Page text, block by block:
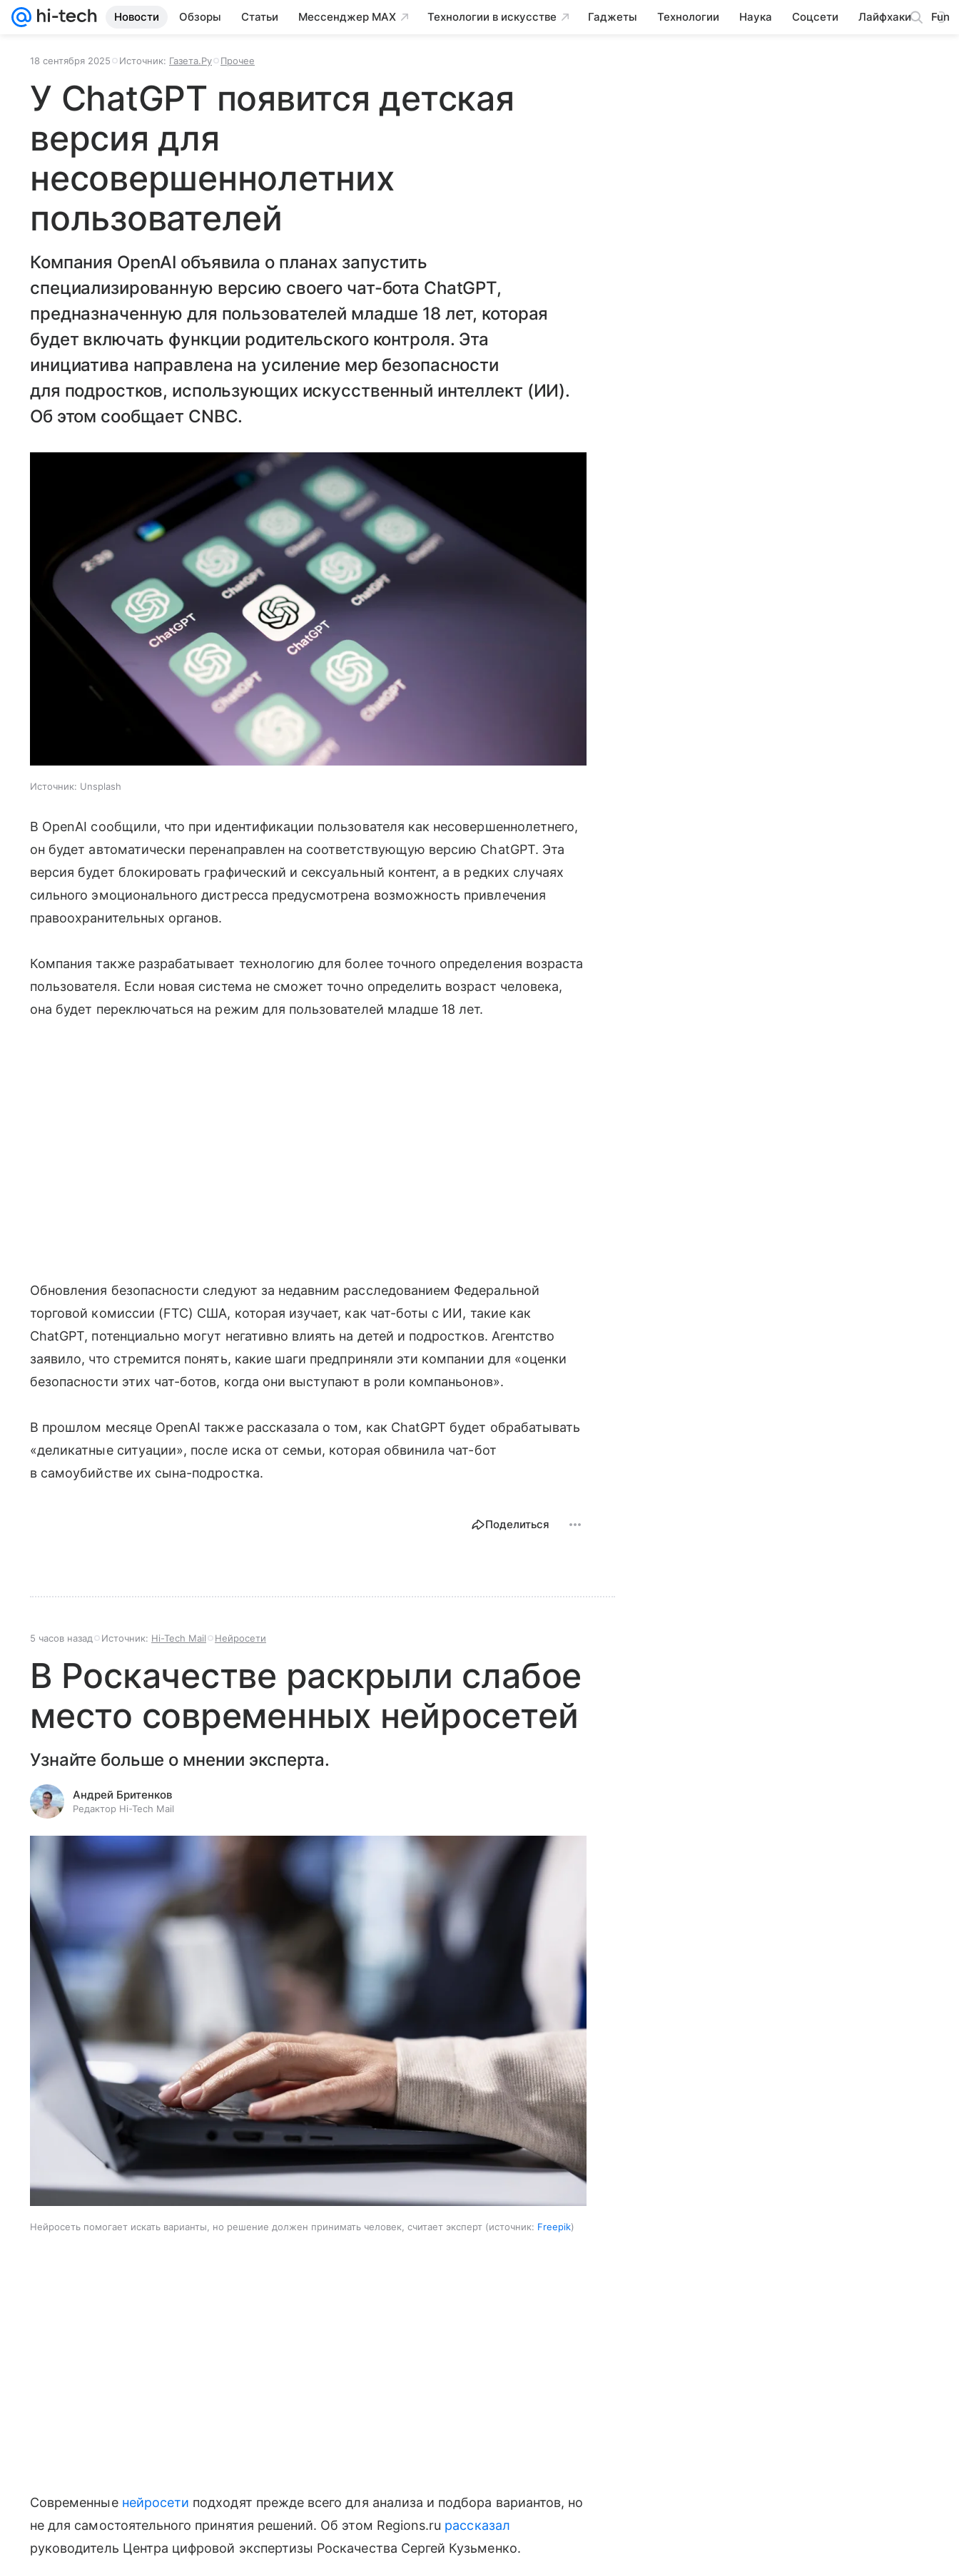
Новости Обзоры Статьи Мессенджер MAX Технологии в искусстве Гаджеты Технологии Наука Соцсети Лайфхаки Fun
18 сентября 2025 Источник: Газета.Ру Прочее
У ChatGPT появится детская
версия для
несовершеннолетних
пользователей
Компания OpenAI объявила о планах запустить
специализированную версию своего чат-бота ChatGPT,
предназначенную для пользователей младше 18 лет, которая
будет включать функции родительского контроля. Эта
инициатива направлена на усиление мер безопасности
для подростков, использующих искусственный интеллект (ИИ).
Об этом сообщает CNBC.
Источник: Unsplash
В OpenAI сообщили, что при идентификации пользователя как несовершеннолетнего,
он будет автоматически перенаправлен на соответствующую версию ChatGPT. Эта
версия будет блокировать графический и сексуальный контент, а в редких случаях
сильного эмоционального дистресса предусмотрена возможность привлечения
правоохранительных органов.
Компания также разрабатывает технологию для более точного определения возраста
пользователя. Если новая система не сможет точно определить возраст человека,
она будет переключаться на режим для пользователей младше 18 лет.
Обновления безопасности следуют за недавним расследованием Федеральной
торговой комиссии (FTC) США, которая изучает, как чат-боты с ИИ, такие как
ChatGPT, потенциально могут негативно влиять на детей и подростков. Агентство
заявило, что стремится понять, какие шаги предприняли эти компании для «оценки
безопасности этих чат-ботов, когда они выступают в роли компаньонов».
В прошлом месяце OpenAI также рассказала о том, как ChatGPT будет обрабатывать
«деликатные ситуации», после иска от семьи, которая обвинила чат-бот
в самоубийстве их сына-подростка.
Поделиться
5 часов назад Источник: Hi-Tech Mail Нейросети
В Роскачестве раскрыли слабое
место современных нейросетей
Узнайте больше о мнении эксперта.
Андрей Бритенков
Редактор Hi-Tech Mail
Нейросеть помогает искать варианты, но решение должен принимать человек, считает эксперт источник: Freepik
Cовременные нейросети подходят прежде всего для анализа и подбора вариантов, но
не для самостоятельного принятия решений. Об этом Regions.ru рассказал
руководитель Центра цифровой экспертизы Роскачества Сергей Кузьменко.